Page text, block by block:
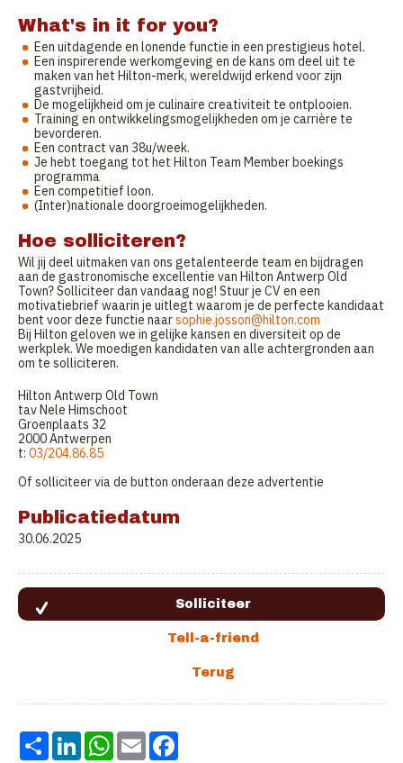
What's in it for you?
Een uitdagende en lonende functie in een prestigieus hotel.
Een inspirerende werkomgeving en de kans om deel uit te
maken van het Hilton-merk, wereldwijd erkend voor zijn
gastvrijheid.
De mogelijkheid om je culinaire creativiteit te ontplooien.
Training en ontwikkelingsmogelijkheden om je carrière te
bevorderen.
Een contract van 38u/week.
Je hebt toegang tot het Hilton Team Member boekings
programma
Een competitief loon.
(Inter)nationale doorgroeimogelijkheden.
Hoe solliciteren?
Wil jij deel uitmaken van ons getalenteerde team en bijdragen
aan de gastronomische excellentie van Hilton Antwerp Old
Town? Solliciteer dan vandaag nog! Stuur je CV en een
motivatiebrief waarin je uitlegt waarom je de perfecte kandidaat
bent voor deze functie naarsophie.josson@hilton.com
Bij Hilton geloven we in gelijke kansen en diversiteit op de
werkplek. We moedigen kandidaten van alle achtergronden aan
om te solliciteren.
Hilton Antwerp Old Town
tav Nele Himschoot
Groenplaats 32
2000 Antwerpen
t: 03/204.86.85
Of solliciteer via de button onderaan deze advertentie
Publicatiedatum
30.06.2025
Share LinkedInWhatsApp
Email